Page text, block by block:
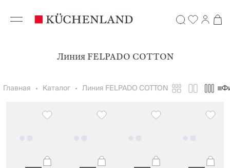
Линия FELPADO COTTON
Главная Каталог Линия FELPADO COTTON